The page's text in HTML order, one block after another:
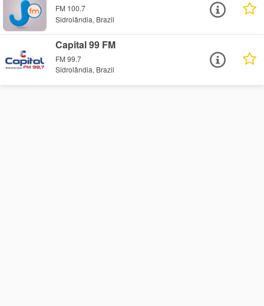
FM 100.7
Sidrolândia, Brazil
Capital 99 FM
FM 99.7
Sidrolândia, Brazil